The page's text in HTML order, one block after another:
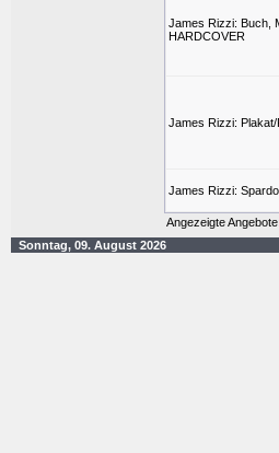
James Rizzi: Buch,
HARDCOVER
James Rizzi:
James Rizzi:
Angezeigte Angebote:
Sonntag, 09. August 2026